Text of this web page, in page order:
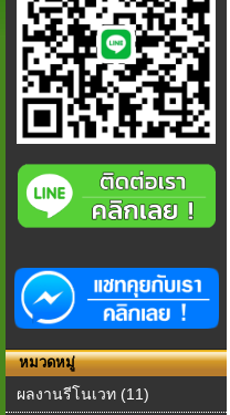
หมวดหมู่
ผลงานรีโนเวท (11)